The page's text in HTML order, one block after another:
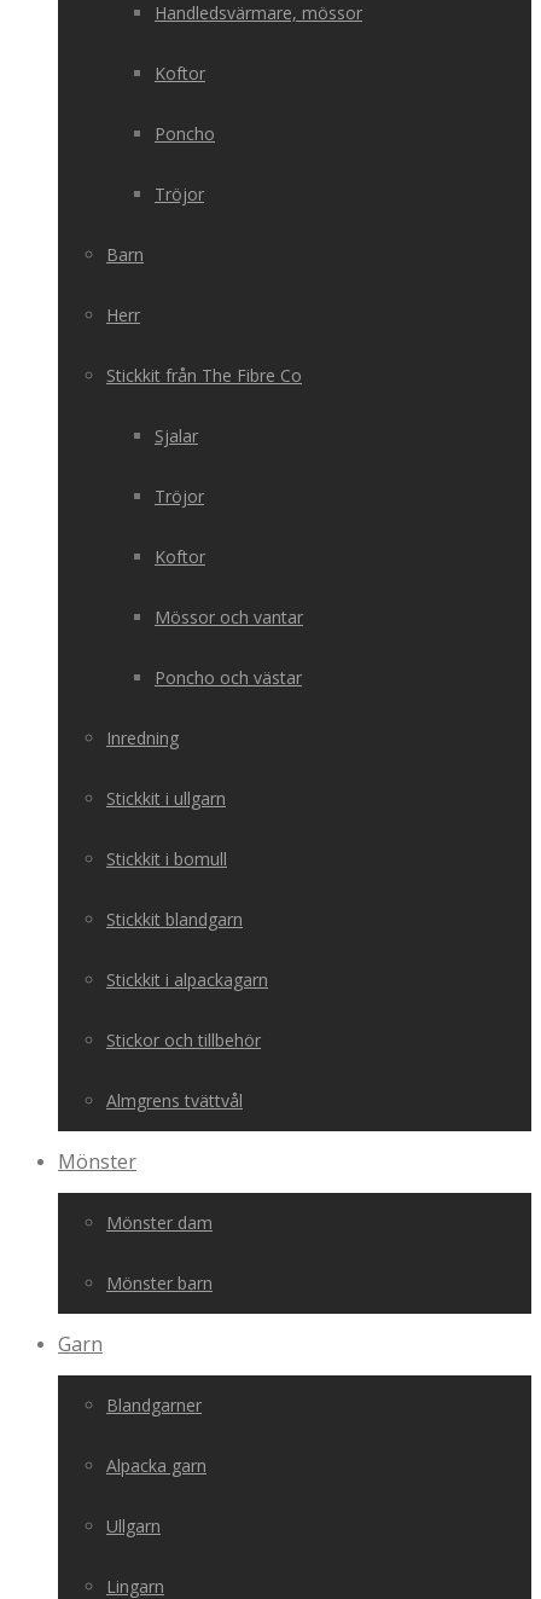
Handledsvärmare, mössor
Koftor
Poncho
Tröjor
Barn
Herr
Stickkit från The Fibre Co
Sjalar
Tröjor
Koftor
Mössor och vantar
Poncho och västar
Inredning
Stickkit i ullgarn
Stickkit i bomull
Stickkit blandgarn
Stickkit i alpackagarn
Stickor och tillbehör
Almgrens tvättvål
Mönster
Mönster dam
Mönster barn
Garn
Blandgarner
Alpacka garn
Ullgarn
Lingarn